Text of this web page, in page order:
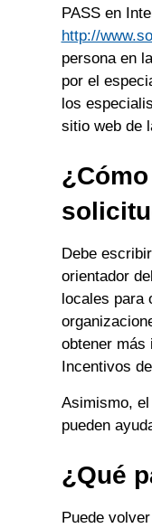
PASS en
http://
persona en
por el
los
sitio web de
Debe
orientador
locales para
obtener más
Incentivos
Asimismo,
pueden
¿Qué
Puede